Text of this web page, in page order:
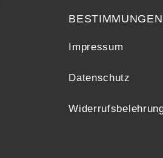
BESTIMMUNGEN
Impressum
Datenschutz